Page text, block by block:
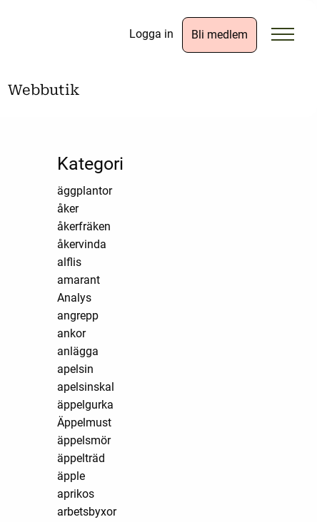
Logga in Bli medlem
Webbutik
Kategori
äggplantor
åker
åkerfräken
åkervinda
alflis
amarant
Analys
angrepp
ankor
anlägga
apelsin
apelsinskal
äppelgurka
Äppelmust
äppelsmör
äppelträd
äpple
aprikos
arbetsbyxor